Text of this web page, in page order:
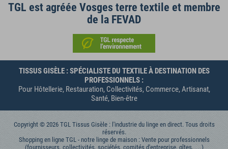
TGL est agréée Vosges terre textile et membre
de la FEVAD
TISSUS GISÈLE : SPÉCIALISTE DU TEXTILE À DESTINATION DES
PROFESSIONNELS :
Pour Hôtellerie, Restauration, Collectivités, Commerce, Artisanat,
Santé, Bien-être
Copyright © 2026 TGL Tissus Gisèle : l'industrie du linge en direct. Tous droits
réservés.
Shopping en ligne TGL - notre linge de maison : Vente pour professionnels
(fournisseurs, collectivités, sociétés, comités d'entreprise, gîtes, …)